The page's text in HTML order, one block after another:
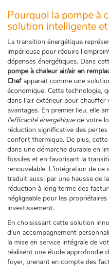
Pourquoi la pompe à
solution intelligente
La transition énergétique
impérieuse pour réduire
dépenses énergétiques. Dans
pompe à chaleur air/air en
Chefapparaît comme une
économique. Cette technologie,
dans l'air extérieur pour
avantages. En premier lieu, elle
l'efficacité énergétiquede votre
réduction significative des
confort thermique. De plus,
dans une démarche durable en
fossiles et en favorisant la
renouvelable. L'intégration de
traduit aussi par une hausse de
réduction à long terme des
négligeable pour les
investissement.
En choisissant cette solution
d'un accompagnement
la mise en service intégrale de
réalisent une étude approfondie
foyer, prenant en compte des